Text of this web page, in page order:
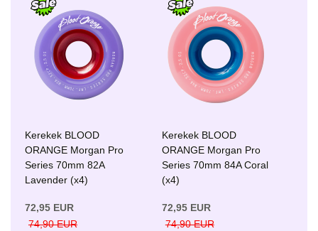
Kerekek BLOOD
ORANGE Morgan Pro
Series 70mm 82A
Lavender (x4)
72,95 EUR
74,90 EUR
Kerekek BLOOD
ORANGE Morgan Pro
Series 70mm 84A Coral
(x4)
72,95 EUR
74,90 EUR